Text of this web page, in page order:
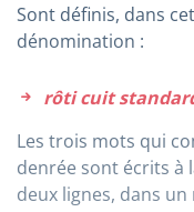
Sont définis, dans
dénomination :
rôti cuit
Les trois mots qui
denrée sont écrits à
deux lignes, dans